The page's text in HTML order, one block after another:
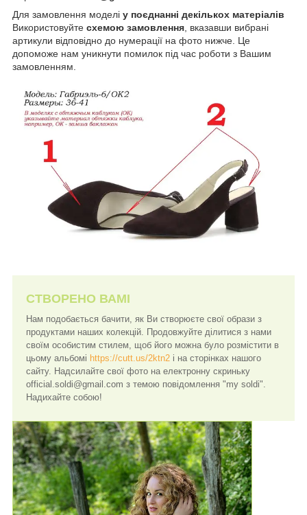
Для замовлення моделі у поєднанні декількох матеріалів
Використовуйте схемою замовлення , вказавши вибрані
артикули відповідно до нумерації на фото нижче. Це
допоможе нам уникнути помилок під час роботи з Вашим
замовленням.
СТВОРЕНО ВАМІ
Нам подобається бачити, як Ви створюєте свої образи з
продуктами наших колекцій. Продовжуйте ділитися з нами
своїм особистим стилем, щоб його можна було розмістити в
цьому альбомі https://cutt.us/2ktn2 і на сторінках нашого
сайту. Надсилайте свої фото на електронну скриньку
official.soldi@gmail.com з темою повідомлення "my soldi".
Надихайте собою!